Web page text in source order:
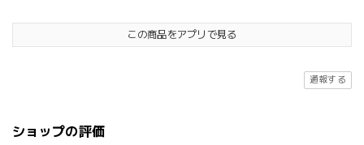
この商品をアプリで見る
通報する
ショップの評価